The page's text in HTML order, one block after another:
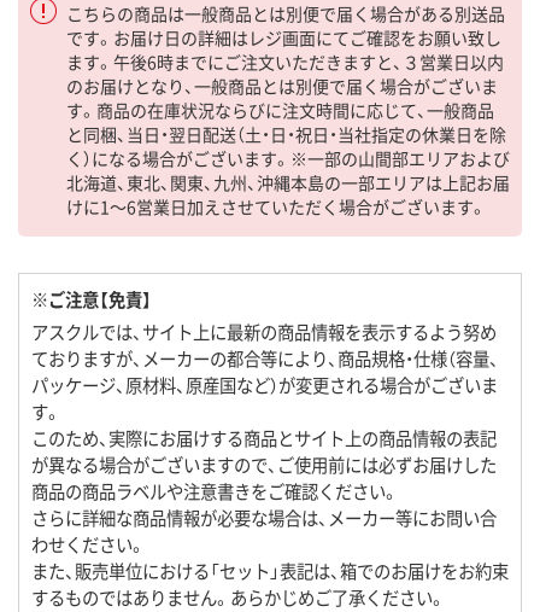
こちらの商品は一般商品とは別便で届く場合がある別送品
です。お届け日の詳細はレジ画面にてご確認をお願い致し
ます。午後6時までにご注文いただきますと、３営業日以内
のお届けとなり、一般商品とは別便で届く場合がございま
す。商品の在庫状況ならびに注文時間に応じて、一般商品
と同梱、当日・翌日配送（土・日・祝日・当社指定の休業日を除
く）になる場合がございます。※一部の山間部エリアおよび
北海道、東北、関東、九州、沖縄本島の一部エリアは上記お届
けに1～6営業日加えさせていただく場合がございます。
※ご注意【免責】
アスクルでは、サイト上に最新の商品情報を表示するよう努め
ておりますが、メーカーの都合等により、商品規格・仕様（容量、
パッケージ、原材料、原産国など）が変更される場合がございま
す。
このため、実際にお届けする商品とサイト上の商品情報の表記
が異なる場合がございますので、ご使用前には必ずお届けした
商品の商品ラベルや注意書きをご確認ください。
さらに詳細な商品情報が必要な場合は、メーカー等にお問い合
わせください。
また、販売単位における「セット」表記は、箱でのお届けをお約束
するものではありません。あらかじめご了承ください。